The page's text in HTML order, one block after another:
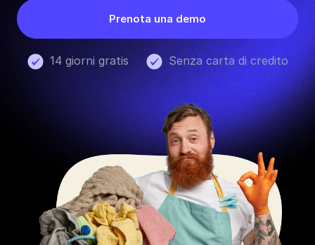
Prenota una demo
14 giorni gratis Senza carta di credito